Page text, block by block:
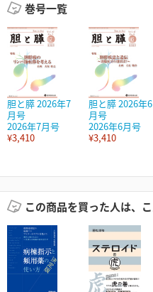
巻号一覧
胆と膵 2026年7
月号
2026年7月号
¥3,410
胆と膵 2026年6
月号
2026年6月号
¥3,410
この商品を買った人は、